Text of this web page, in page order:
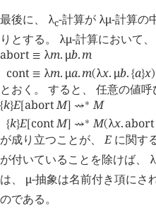
最後に、 λc-計算が λμ-計算の
りとする。 λμ-計算において、
abort ≡ λm. μb.m
cont ≡ λm. μa.m( λx. μb. {a}x)
とおく。 すると、 任意の値
{k}E abortM ⇝∗ M
{k}E contM ⇝∗ M( λx.abort
が成り立つことが、E に関す
が付いていることを除けば、 λ
は、 μ-抽象は名前付き項にさ
のである。